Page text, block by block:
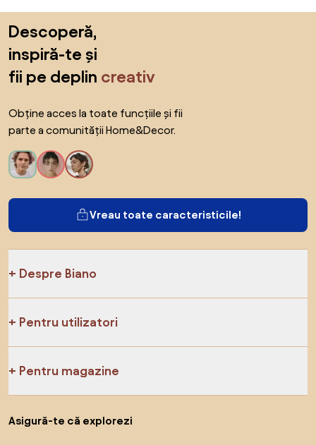
Descoperă,
inspiră-te și
fii pe deplin creativ
Obține acces la toate funcțiile și fii
parte a comunității Home&Decor.
Vreau toate caracteristicile!
Despre Biano
Pentru utilizatori
Pentru magazine
Asigură-te că explorezi